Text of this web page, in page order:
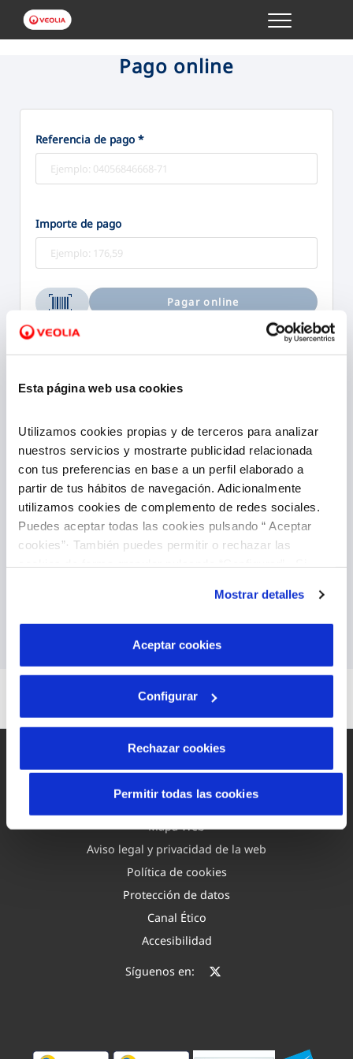
Esta página web usa cookies
Utilizamos cookies propias y de terceros para analizar
nuestros servicios y mostrarte publicidad relacionada
con tus preferencias en base a un perfil elaborado a
partir de tus hábitos de navegación. Adicionalmente
utilizamos cookies de complemento de redes sociales.
Puedes aceptar todas las cookies pulsando “ Aceptar
cookies”· También puedes permitir o rechazar las
instalación de todas las cookies salvo las necesarias que
son indispensables para que el sitio web funcione y que
por tanto no se pueden desactivar. Puedes consultar
Mostrar detalles
Aceptar cookies
Configurar
Rechazar cookies
Permitir todas las cookies
Menu
GESTIONES ONLINE
TU SERVICIO
VER TODAS LAS GESTIONES
TU AGUA
VER TODAS LAS GESTIONES
CONÓCENOS
VER TODAS LAS GESTIONES
Pago online
Referencia de pago *
Importe de pago
Pagar online
Domicilia tus facturas
También puedes domiciliar tus facturas, es la
manera más fácil de olvidarte de ellas y puedes
Domiciliar facturas
Mapa Web
Aviso legal y privacidad de la web
Política de cookies
Protección de datos
Canal Ético
Accesibilidad
Síguenos en: